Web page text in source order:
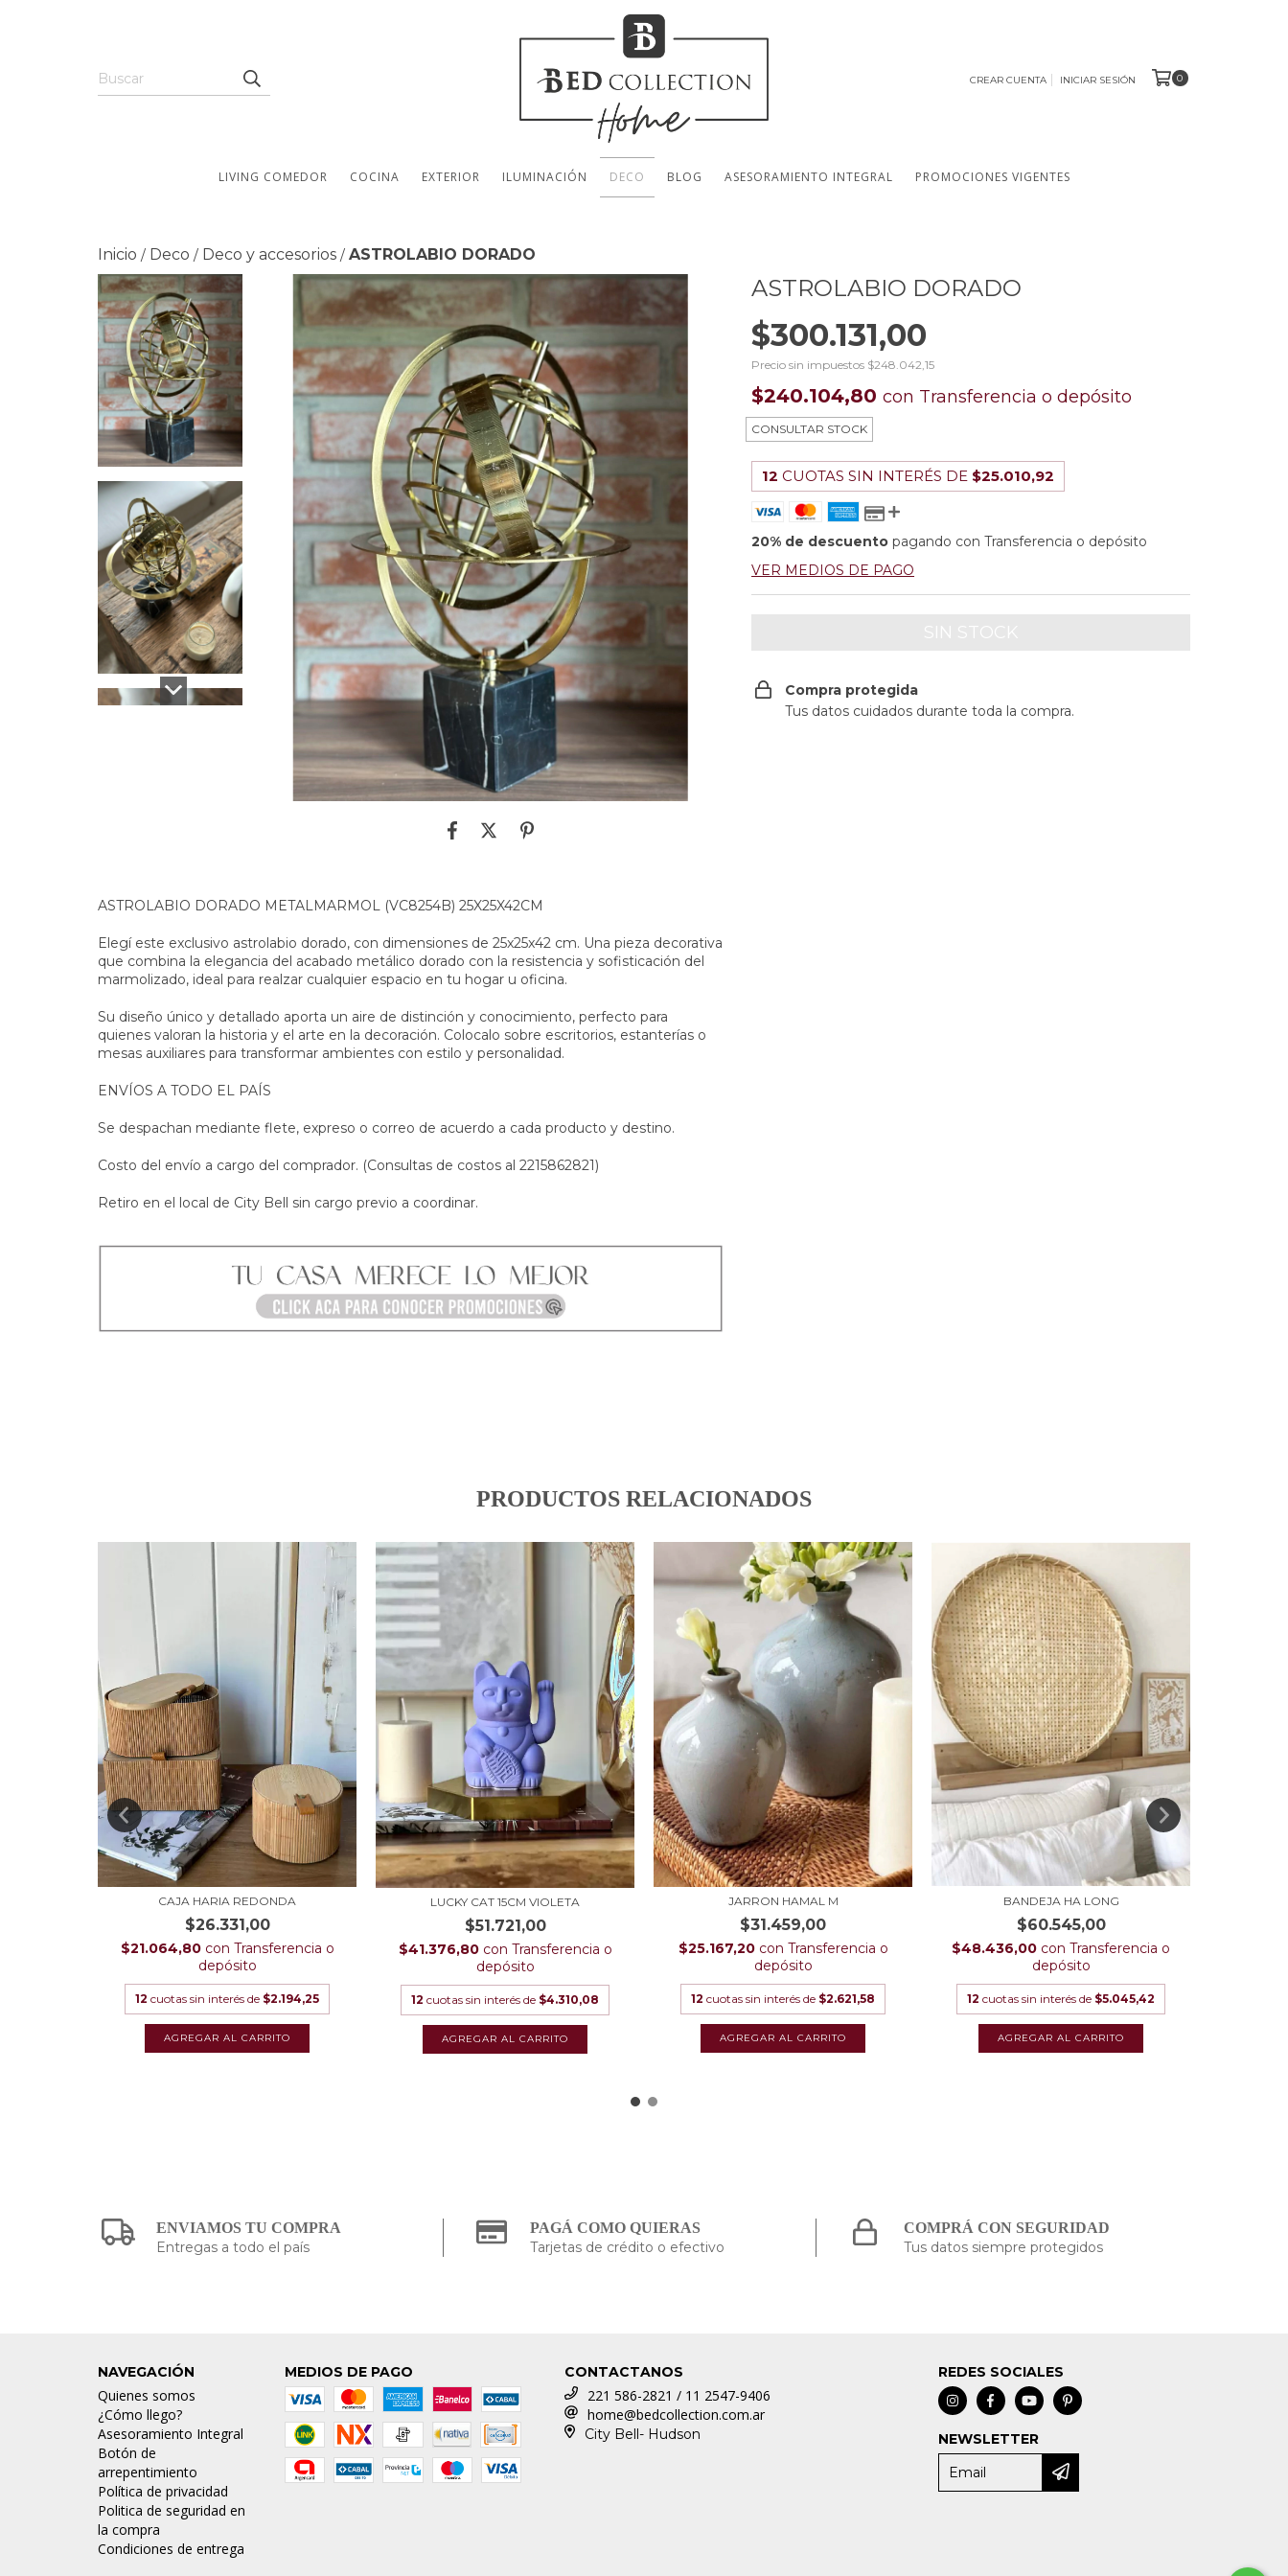
CREAR CUENTA INICIAR SESIÓN 0
LIVING COMEDOR COCINA EXTERIOR ILUMINACIÓN DECO BLOG ASESORAMIENTO INTEGRAL PROMOCIONES VIGENTES
Inicio / Deco / Deco y accesorios / ASTROLABIO DORADO
ASTROLABIO DORADO METALMARMOL (VC8254B) 25X25X42CM
Elegí este exclusivo astrolabio dorado, con dimensiones de 25x25x42 cm. Una pieza decorativa
que combina la elegancia del acabado metálico dorado con la resistencia y sofisticación del
marmolizado, ideal para realzar cualquier espacio en tu hogar u oficina.
Su diseño único y detallado aporta un aire de distinción y conocimiento, perfecto para
quienes valoran la historia y el arte en la decoración. Colocalo sobre escritorios, estanterías o
mesas auxiliares para transformar ambientes con estilo y personalidad.
ENVÍOS A TODO EL PAÍS
Se despachan mediante flete, expreso o correo de acuerdo a cada producto y destino.
Costo del envío a cargo del comprador. (Consultas de costos al 2215862821)
Retiro en el local de City Bell sin cargo previo a coordinar.
ASTROLABIO DORADO
$300.131,00
Precio sin impuestos $248.042,15
$240.104,80con Transferencia o depósito
12 CUOTAS SIN INTERÉS DE $25.010,92
20% de descuento pagando con Transferencia o depósito
VER MEDIOS DE PAGO
Compra protegida
Tus datos cuidados durante toda la compra.
PRODUCTOS RELACIONADOS
CAJA HARIA REDONDA
$26.331,00
$21.064,80 con Transferencia o
depósito
12 cuotas sin interés de $2.194,25
LUCKY CAT 15CM VIOLETA
$51.721,00
$41.376,80 con Transferencia o
depósito
12 cuotas sin interés de $4.310,08
JARRON HAMAL M
$31.459,00
$25.167,20 con Transferencia o
depósito
12 cuotas sin interés de $2.621,58
BANDEJA HA LONG
$60.545,00
$48.436,00 con Transferencia o
depósito
12 cuotas sin interés de $5.045,42
ENVIAMOS TU COMPRA
Entregas a todo el país
PAGÁ COMO QUIERAS
Tarjetas de crédito o efectivo
COMPRÁ CON SEGURIDAD
Tus datos siempre protegidos
NAVEGACIÓN
Quienes somos
¿Cómo llego?
Asesoramiento Integral
Botón de
arrepentimiento
Política de privacidad
Politica de seguridad en
la compra
Condiciones de entrega
MEDIOS DE PAGO CONTACTANOS
221 586-2821 / 11 2547-9406
home@bedcollection.com.ar
City Bell- Hudson
REDES SOCIALES
NEWSLETTER